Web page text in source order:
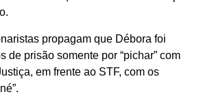
propagam que Débora foi
de prisão somente por “pichar” com
em frente ao STF, com os